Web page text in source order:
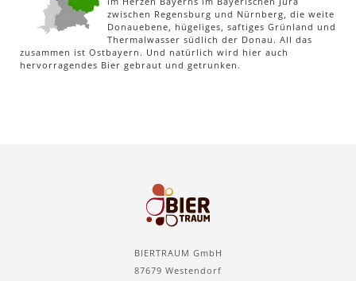
zwischen Regensburg und Nürnberg, die weite
Donauebene, hügeliges, saftiges Grünland und
Thermalwasser südlich der Donau. All das
zusammen ist Ostbayern. Und natürlich wird hier auch
hervorragendes Bier gebraut und getrunken.
BIERTRAUM GmbH
87679 Westendorf